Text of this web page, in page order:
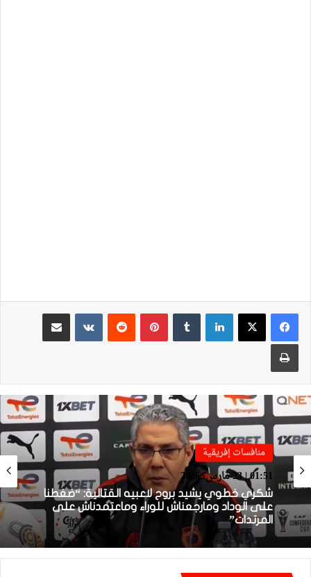
لينكدإن بينتيريست
مشاركة عبر البريد
طباعة
منافسات إفريقية
01:51 | 23 مارس، 2026
منافسات إفريقية
01:38 | 23 مارس، 2026
بعد الإقصاء من كأس “الكاف”.. أيت منا يقيل
بنهاشم